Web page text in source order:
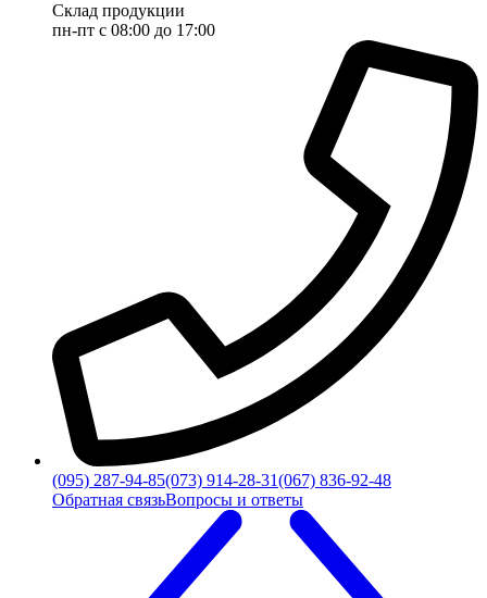
Склад продукции
пн-пт с 08:00 до 17:00
(095) 287-94-85(073) 914-28-31(067) 836-92-48
Обратная связьВопросы и ответы